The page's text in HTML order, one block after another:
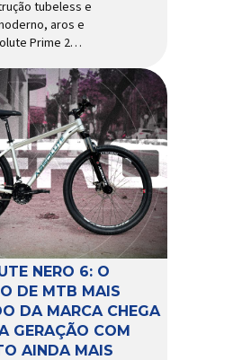
tubeless e
aros e
Prime 2
No
há alguns
e as rodas
chegaram
opção para pilotos
e trail em
desempenho e
competitivo.
marca […]
NERO 6: O
DE MTB MAIS
DA MARCA CHEGA
GERAÇÃO COM
AINDA MAIS